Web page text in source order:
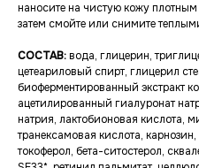
наносите на чистую кожу
затем смойте или снимите
СОСТАВ:вода, глицерин,
цетеариловый спирт, глицерил
биоферментированный экстракт
ацетилированный гиалуронат
натрия, лактобионовая кислота,
транексамовая кислота,
токоферол, бета-ситостерол,